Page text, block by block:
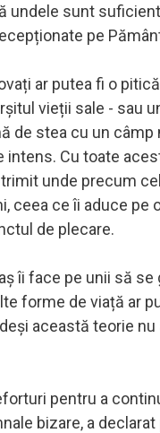
undele sunt
pe
ar putea fi o
vieții sale - sau
de stea cu un câmp
intens. Cu toate
unde precum
ceea ce îi aduce pe
de plecare.
îi face pe unii să se
forme de viață ar
această teorie
pentru a
bizare, a